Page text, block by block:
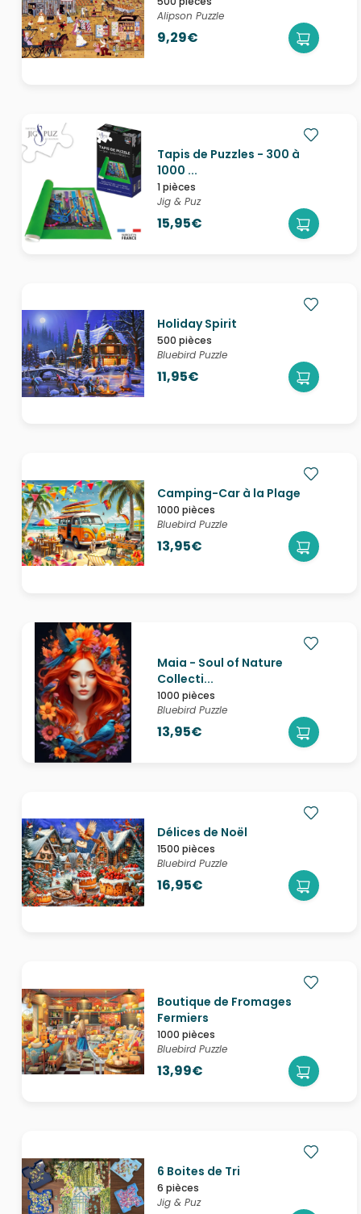
Alipson Puzzle
9,29€
Tapis de Puzzles - 300 à
1000 ...
1 pièces
Jig & Puz
15,95€
Holiday Spirit
500 pièces
Bluebird Puzzle
11,95€
Camping-Car à la Plage
1000 pièces
Bluebird Puzzle
13,95€
Maia - Soul of Nature
Collecti...
1000 pièces
Bluebird Puzzle
13,95€
Délices de Noël
1500 pièces
Bluebird Puzzle
16,95€
Boutique de Fromages
Fermiers
1000 pièces
Bluebird Puzzle
13,99€
6 Boites de Tri
6 pièces
Jig & Puz